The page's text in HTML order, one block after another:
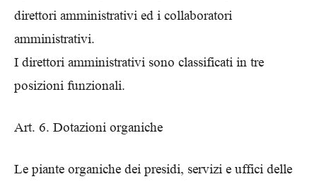
direttori amministrativi ed i collaboratori
amministrativi.
I direttori amministrativi sono classificati in tre
posizioni funzionali.
Art. 6. Dotazioni organiche
Le piante organiche dei presidi, servizi e uffici delle